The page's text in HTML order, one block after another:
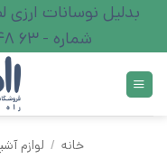
content
بدلیل نوسانات ارزی
شماره - 63 48 95 44 - تماس بگیرید.
خانه / لوازم